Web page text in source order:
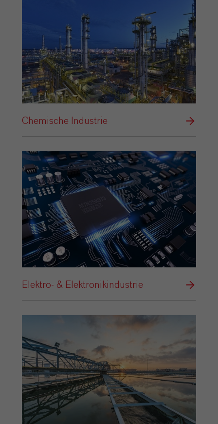
Chemische Industrie
Elektro- & Elektronikindustrie